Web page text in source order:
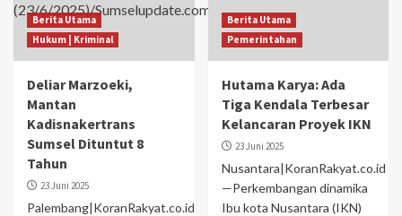
Berita Utama
Hukum | Kriminal
Deliar Marzoeki,
Mantan
Kadisnakertrans
Sumsel Dituntut 8
Tahun
23 Juni 2025
Palembang|KoranRakyat.co.id
Berita Utama
Pemerintahan
Hutama Karya: Ada
Tiga Kendala Terbesar
Kelancaran Proyek IKN
23 Juni 2025
Nusantara|KoranRakyat.co.id
—Perkembangan dinamika
Ibu kota Nusantara (IKN)